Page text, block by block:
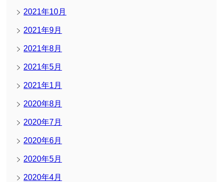
2021年10月
2021年9月
2021年8月
2021年5月
2021年1月
2020年8月
2020年7月
2020年6月
2020年5月
2020年4月